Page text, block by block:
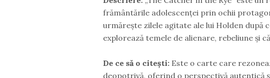
frământările adolescenței prin ochii
urmărește zilele agitate ale lui Holden după
explorează temele de alienare, rebeliune și
De ce să o citești:Este o carte care
deopotrivă, oferind o perspectivă autentică